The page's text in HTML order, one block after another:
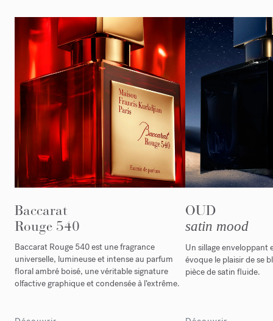
Baccarat
Rouge 540
Baccarat Rouge 540 est une fragrance
universelle, lumineuse et intense au parfum
floral ambré boisé, une véritable signature
olfactive graphique et condensée à l’extrême.
OUD
satin mood
Un sillage enveloppant
évoque le plaisir de se
pièce de satin fluide.